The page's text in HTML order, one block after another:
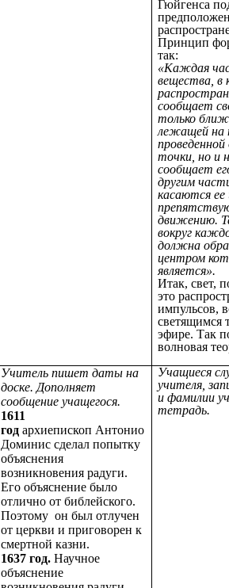
Гюйгенса
Принцип
так:
«Каждая
вещества, в
сообщает
только
лежащей на
точки, но и
сообщает
другим
касаются ее
движению.
вокруг
должна
центром
является».
Итак, свет,
это
импульсов,
светящимся
эфире. Так
волновая
Учитель пишет даты на
доске. Дополняет
сообщение учащегося.
1611
год архиепископ Антонио
Доминис сделал попытку
объяснения
возникновения радуги.
Его объяснение было
отлично от библейского.
Поэтому он был отлучен
от церкви и приговорен к
смертной казни.
1637 год. Научное
объяснение
Учащиеся
учителя,
и фамилии
тетрадь.